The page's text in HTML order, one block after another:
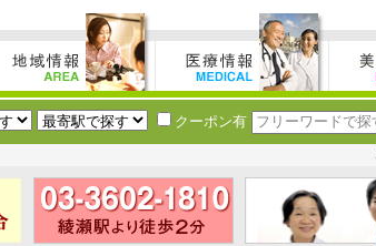
クーポン有